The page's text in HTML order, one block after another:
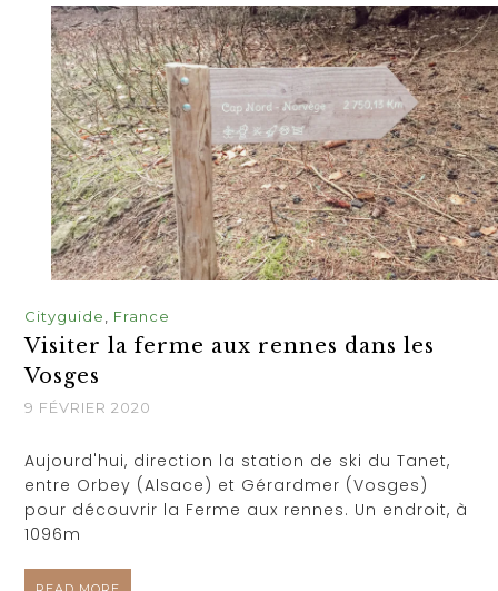
Cityguide France
Visiter la ferme aux rennes dans les
Vosges
9 FÉVRIER 2020
Aujourd'hui, direction la station de ski du Tanet,
entre Orbey (Alsace) et Gérardmer (Vosges)
pour découvrir la Ferme aux rennes. Un endroit, à
1096m